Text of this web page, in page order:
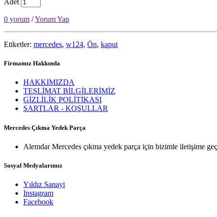
Adet
0 yorum /Yorum Yap
Etiketler: mercedes, w124, Ön, kaput
Firmamız Hakkında
HAKKIMIZDA
TESLİMAT BİLGİLERİMİZ
GİZLİLİK POLİTİKASI
ŞARTLAR - KOŞULLAR
Mercedes Çıkma Yedek Parça
Alemdar Mercedes çıkma yedek parça için bizimle iletişime
Sosyal Medyalarımız
Yıldız Sanayi
Instagram
Facebook